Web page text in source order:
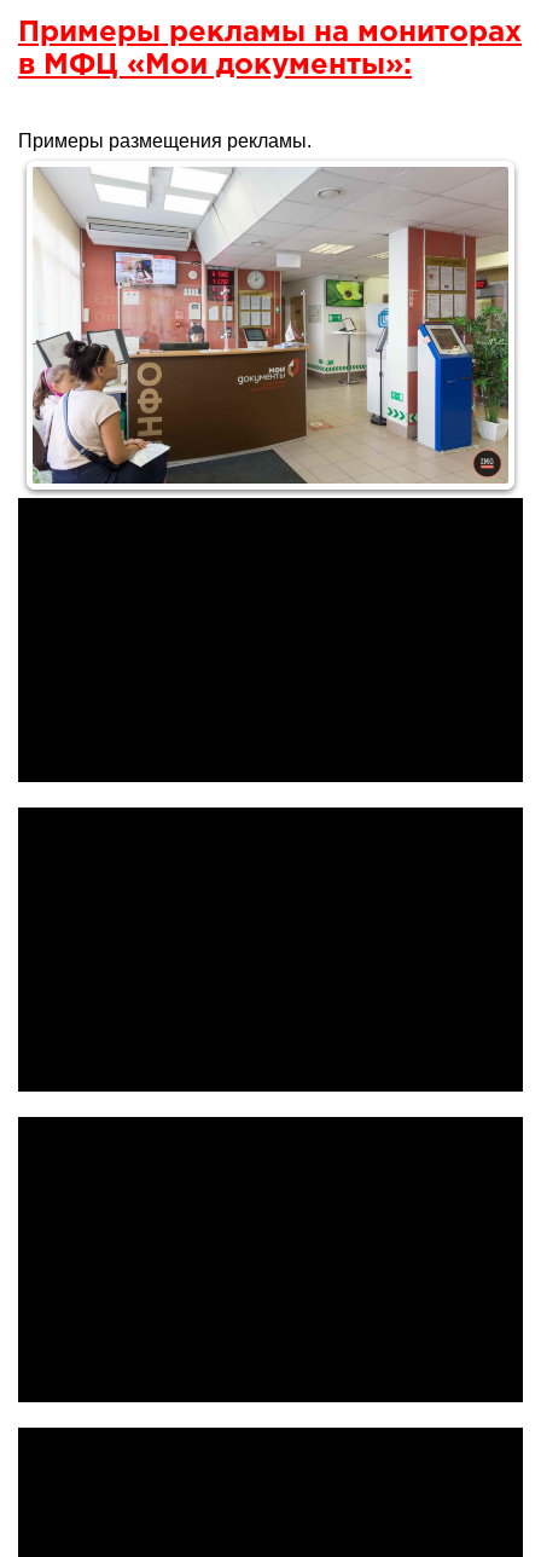
Примеры рекламы на мониторах
в МФЦ «Мои документы»:
Примеры размещения рекламы.